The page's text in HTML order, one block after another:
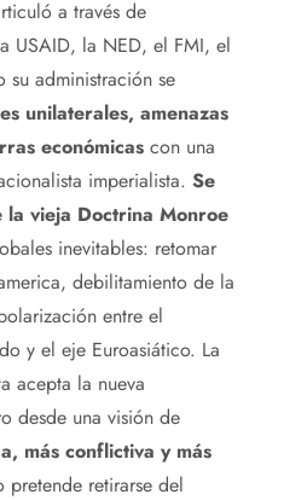
a través de
USAID, la NED, el FMI, el
administración se
unilaterales, amenazas
económicas con una
imperialista. Se
la vieja Doctrina Monroe
inevitables: retomar
debilitamiento de la
entre el
y el eje Euroasiático. La
acepta la nueva
desde una visión de
más conflictiva y más
pretende retirarse del